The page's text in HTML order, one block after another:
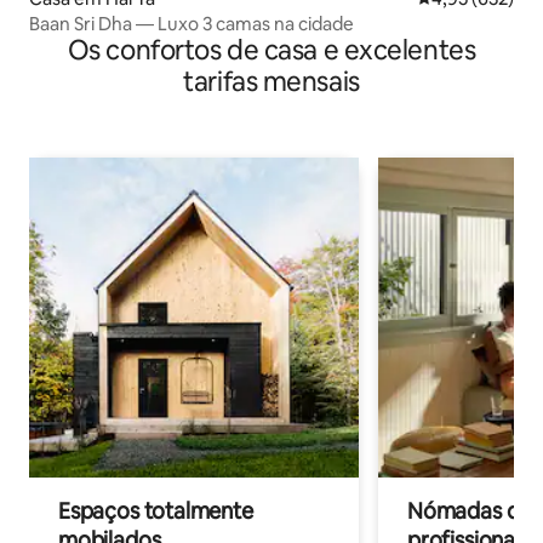
Baan Sri Dha — Luxo 3 camas na cidade
Os confortos de casa e excelentes
tarifas mensais
Espaços totalmente
Nómadas